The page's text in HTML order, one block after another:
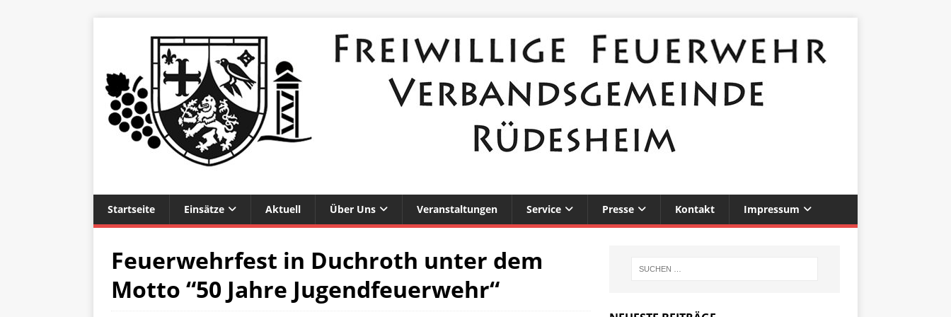
Startseite Einsätze Aktuell Über Uns Veranstaltungen Service Presse Kontakt Impressum
Feuerwehrfest in Duchroth unter dem
Motto “50 Jahre Jugendfeuerwehr“